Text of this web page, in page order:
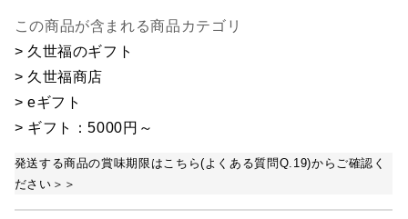
この商品が含まれる商品カテゴリ
> 久世福のギフト
> 久世福商店
> eギフト
> ギフト：5000円～
発送する商品の賞味期限はこちら(よくある質問Q.19)からご確認く
ださい＞＞